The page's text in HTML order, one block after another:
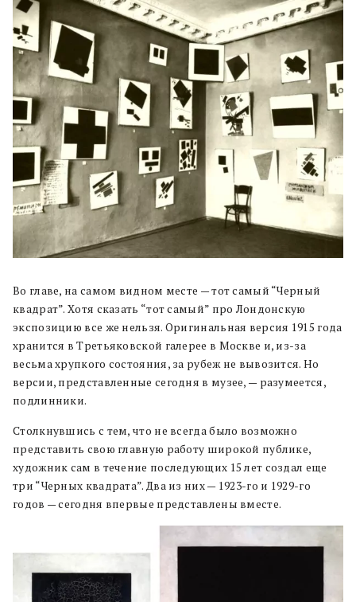
Во главе, на самом видном месте — тот самый “Черный
квадрат”. Хотя сказать “тот самый” про Лондонскую
экспозицию все же нельзя. Оригинальная версия 1915 года
хранится в Третьяковской галерее в Москве и, из-за
весьма хрупкого состояния, за рубеж не вывозится. Но
версии, представленные сегодня в музее, — разумеется,
подлинники.
Столкнувшись с тем, что не всегда было возможно
представить свою главную работу широкой публике,
художник сам в течение последующих 15 лет создал еще
три “Черных квадрата”. Два из них — 1923-го и 1929-го
годов — сегодня впервые представлены вместе.